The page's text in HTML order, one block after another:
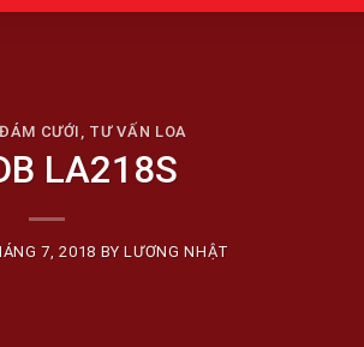
CƯỚI TƯ VẤN LOA
LA218S
7, 2018 BYLƯƠNG NHẬT